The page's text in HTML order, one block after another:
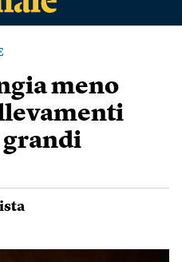
meno
grandi